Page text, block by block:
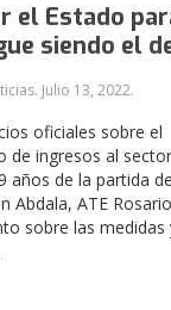
el Estado
siendo el
Julio 13, 2022.
oficiales sobre el
de ingresos al
años de la partida
Abdala, ATE
sobre las medidas